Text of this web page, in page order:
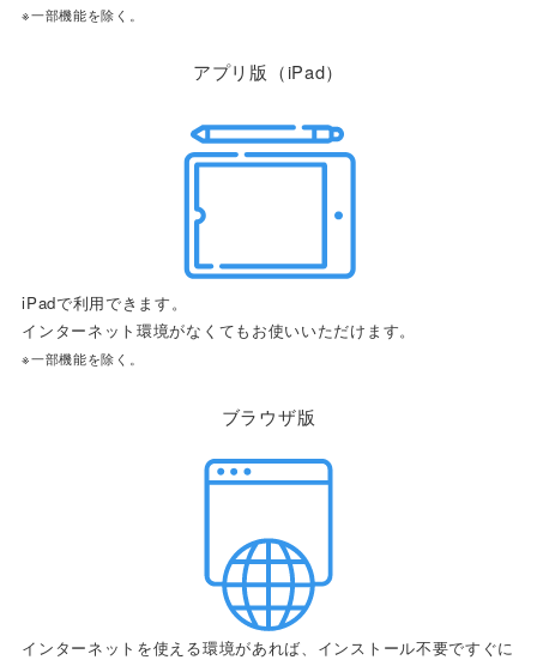
※一部機能を除く。
アプリ版（iPad）
iPadで利用できます。
インターネット環境がなくてもお使いいただけます。
※一部機能を除く。
ブラウザ版
インターネットを使える環境があれば、インストール不要ですぐに